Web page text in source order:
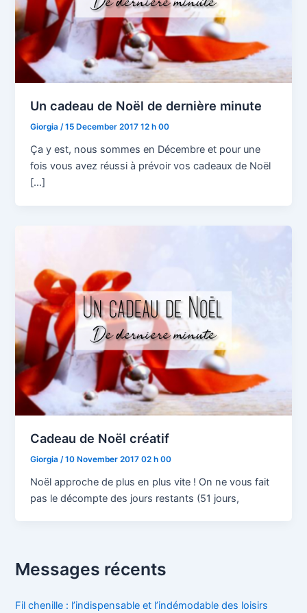
Un cadeau de Noël de dernière minute
Giorgia /15 December 2017 12 h 00
Ça y est, nous sommes en Décembre et pour une
fois vous avez réussi à prévoir vos cadeaux de Noël
[…]
Cadeau de Noël créatif
Giorgia /10 November 2017 02 h 00
Noël approche de plus en plus vite ! On ne vous fait
pas le décompte des jours restants (51 jours,
Messages récents
Fil chenille : l’indispensable et l’indémodable des loisirs